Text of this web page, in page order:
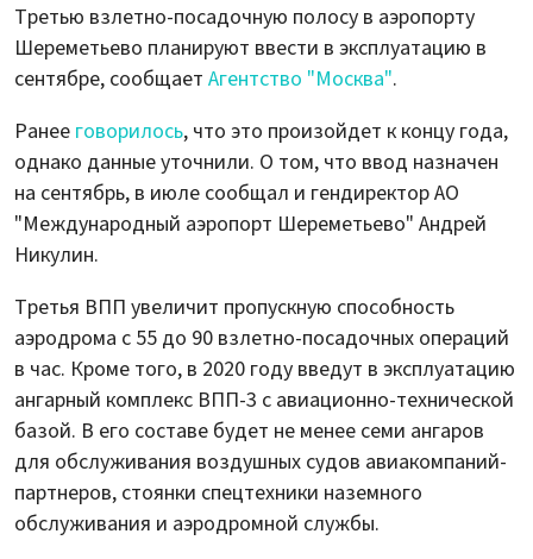
Третью взлетно-посадочную полосу в аэропорту
Шереметьево планируют ввести в эксплуатацию в
сентябре, сообщает Агентство "Москва".
Ранее говорилось, что это произойдет к концу года,
однако данные уточнили. О том, что ввод назначен
на сентябрь, в июле сообщал и гендиректор АО
"Международный аэропорт Шереметьево" Андрей
Никулин.
Третья ВПП увеличит пропускную способность
аэродрома с 55 до 90 взлетно-посадочных операций
в час. Кроме того, в 2020 году введут в эксплуатацию
ангарный комплекс ВПП-3 с авиационно-технической
базой. В его составе будет не менее семи ангаров
для обслуживания воздушных судов авиакомпаний-
партнеров, стоянки спецтехники наземного
обслуживания и аэродромной службы.